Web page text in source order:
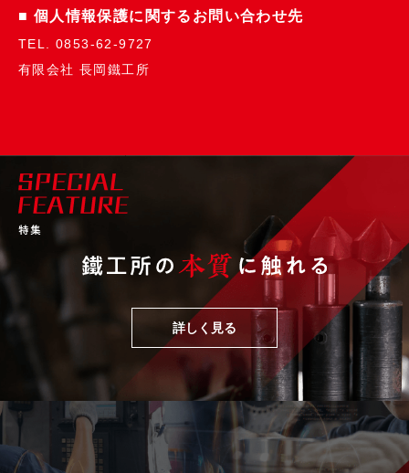
■ 個人情報保護に関するお問い合わせ先
TEL. 0853-62-9727
有限会社 長岡鐵工所
詳しく見る